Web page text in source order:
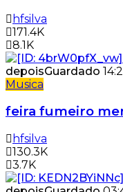
hfsilva
171.4K
8.1K
depoisGuardado
Musica
feira fumeiro
hfsilva
130.3K
3.7K